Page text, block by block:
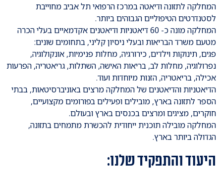
המחלקה לתזונה ודיאטה במרכז הרפואי תל אביב מחוייבת
לסטנדרטים הטיפוליים הגבוהים ביותר.
המחלקה מונה כ- 60 דיאטניות ודיאטנים אקדמאיים בעלי הכרה
מטעם משרד הבריאות ובעלי ניסיון קליני, בתחומים שונים:
פגים, תינוקות וילדים, כירורגיה, מחלות פנימיות, אונקולוגיה,
נפרולוגיה, מחלות לב, בריאות האישה, השתלות, גריאטריה, הפרעות
אכילה, בריאטריה, הזנות מיוחדות ועוד.
הדיאטניות והדיאטנים של המחלקה מרצים באוניברסיטאות, בבתי
הספר לתזונה בארץ, מובילים ופעילים בפורומים מקצועיים,
חוקרים, מציגים ומרצים בכנסים בארץ ובעולם.
המחלקה מובילה תוכנית ייחודית להכשרת מתמחים בתזונה,
הגדולה ביותר בארץ.
היעוד והתפקיד שלנו: